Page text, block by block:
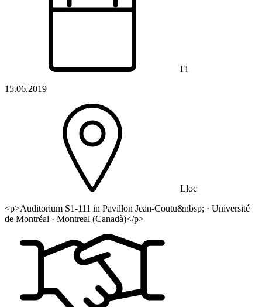
Fi
15.06.2019
Lloc
<p>Auditorium S1-111 in Pavillon Jean-Coutu&nbsp; · Université
de Montréal · Montreal (Canadà)</p>